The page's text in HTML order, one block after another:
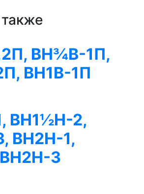
ВН¾В-1П,
ВН1В-1П
ВН1½Н-2,
ВН2Н-1,
3